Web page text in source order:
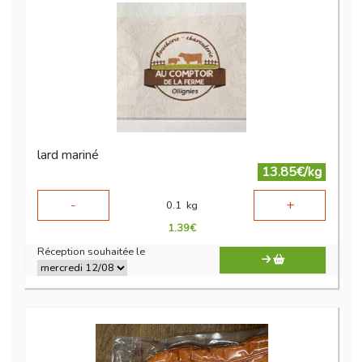
lard mariné
13.85€/kg
-
0.1 kg +
1.39€
Réception souhaitée le